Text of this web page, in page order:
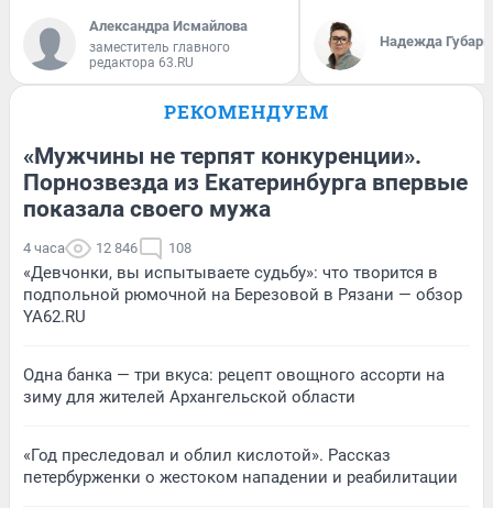
Александра Исмайлова
заместитель главного
редактора 63.RU
Надежда Губарь
РЕКОМЕНДУЕМ
«Мужчины не терпят конкуренции».
Порнозвезда из Екатеринбурга впервые
показала своего мужа
4 часа 12 846 108
«Девчонки, вы испытываете судьбу»: что творится в
подпольной рюмочной на Березовой в Рязани — обзор
YA62.RU
Одна банка — три вкуса: рецепт овощного ассорти на
зиму для жителей Архангельской области
«Год преследовал и облил кислотой». Рассказ
петербурженки о жестоком нападении и реабилитации